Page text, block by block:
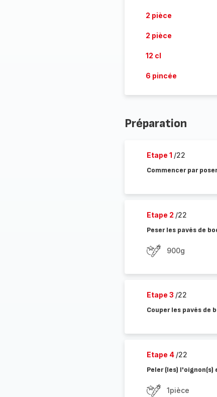
2 pièce
2 pièce
12 cl
6 pincée
Préparation
Etape 1 /22
Commencer par
Etape 2 /22
Peser les pavés de
900g
Etape 3 /22
Couper les pavés de
Etape 4 /22
Peler (les)
1pièce